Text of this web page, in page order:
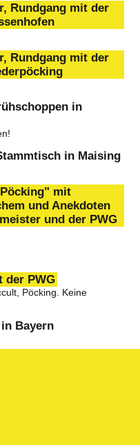
Rundgang mit der
Rundgang mit der
in
in Maising
mit
und Anekdoten
und der PWG
der PWG
Pöcking. Keine
Bayern